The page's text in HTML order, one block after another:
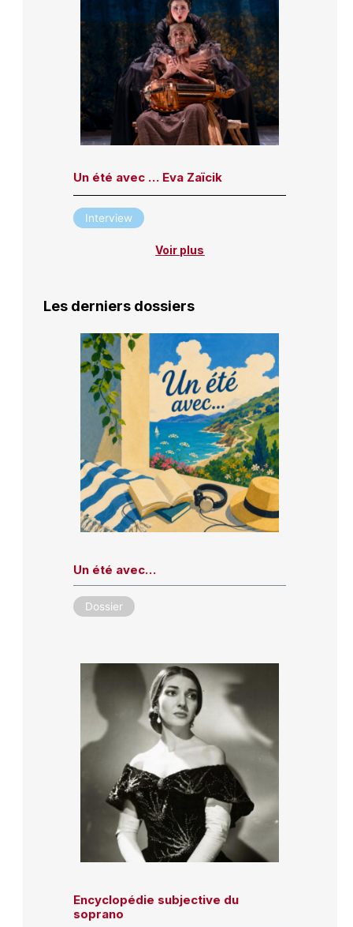
Un été avec … Eva Zaïcik
Interview
Voir plus
Les derniers dossiers
Un été avec…
Dossier
Encyclopédie subjective du
soprano